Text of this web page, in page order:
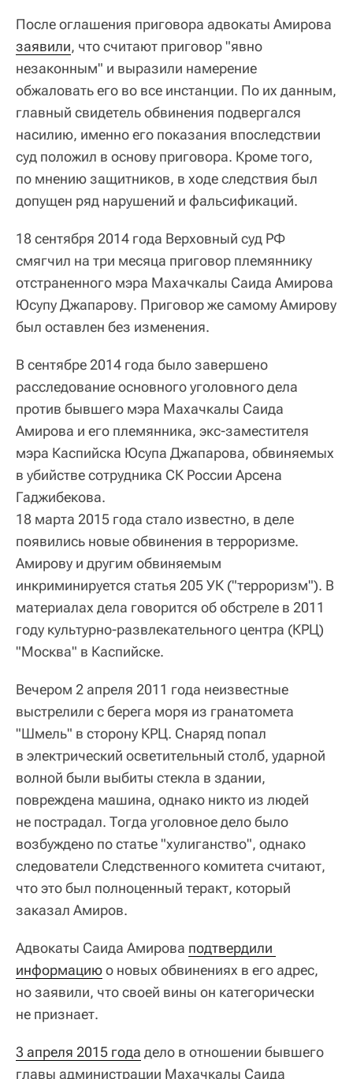
После оглашения приговора адвокаты Амирова
заявили, что считают приговор "явно
незаконным" и выразили намерение
обжаловать его во все инстанции. По их данным,
главный свидетель обвинения подвергался
насилию, именно его показания впоследствии
суд положил в основу приговора. Кроме того,
по мнению защитников, в ходе следствия был
допущен ряд нарушений и фальсификаций.
18 сентября 2014 года Верховный суд РФ
смягчил на три месяца приговор племяннику
отстраненного мэра Махачкалы Саида Амирова
Юсупу Джапарову. Приговор же самому Амирову
был оставлен без изменения.
В сентябре 2014 года было завершено
расследование основного уголовного дела
против бывшего мэра Махачкалы Саида
Амирова и его племянника, экс-заместителя
мэра Каспийска Юсупа Джапарова, обвиняемых
в убийстве сотрудника СК России Арсена
Гаджибекова.
18 марта 2015 года стало известно, в деле
появились новые обвинения в терроризме.
Амирову и другим обвиняемым
инкриминируется статья 205 УК ("терроризм"). В
материалах дела говорится об обстреле в 2011
году культурно-развлекательного центра (КРЦ)
"Москва" в Каспийске.
Вечером 2 апреля 2011 года неизвестные
выстрелили с берега моря из гранатомета
"Шмель" в сторону КРЦ. Снаряд попал
в электрический осветительный столб, ударной
волной были выбиты стекла в здании,
повреждена машина, однако никто из людей
не пострадал. Тогда уголовное дело было
возбуждено по статье "хулиганство", однако
следователи Следственного комитета считают,
что это был полноценный теракт, который
заказал Амиров.
Адвокаты Саида Амирова подтвердили
информациюо новых обвинениях в его адрес,
но заявили, что своей вины он категорически
не признает.
3 апреля 2015 года дело в отношении бывшего
главы администрации Махачкалы Саида